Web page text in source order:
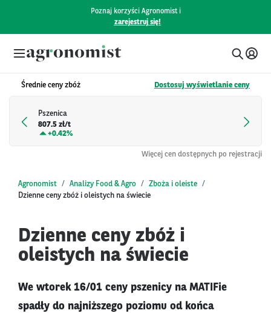
Poznaj korzyści Agronomist i
zarejestruj się!
Średnie ceny zbóż Dostosuj wyświetlanie ceny
Pszenica
807.5 zł/t
+0.42%
Więcej cen dostępnych po rejestracji
Agronomist Analizy Food & Agro
Zboża i oleiste
Dzienne ceny zbóż i oleistych na świecie
Dzienne ceny zbóż i
oleistych na świecie
We wtorek 16/01 ceny pszenicy na MATIFie
spadły do najniższego poziomu od końca